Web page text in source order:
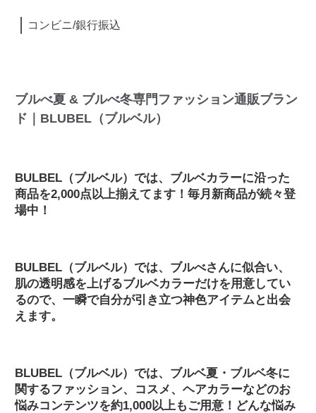
コンビニ/銀行振込
ブルべ夏 & ブルべ冬専門ファッション通販ブラン
ド｜BLUBEL（ブルベル）
BULBEL（ブルベル）では、ブルベカラーに沿った
商品を2,000点以上揃えてます！毎月新商品が続々登
場中！
BULBEL（ブルベル）では、ブルべさんに似合い、
肌の透明感を上げるブルベカラーだけを用意してい
るので、一瞬で自分が引き立つ神色アイテムと出会
えます。
BLUBEL（ブルベル）では、ブルベ夏・ブルベ冬に
関するファッション、コスメ、ヘアカラーなどのお
悩みコンテンツを約1,000以上もご用意！どんな悩み